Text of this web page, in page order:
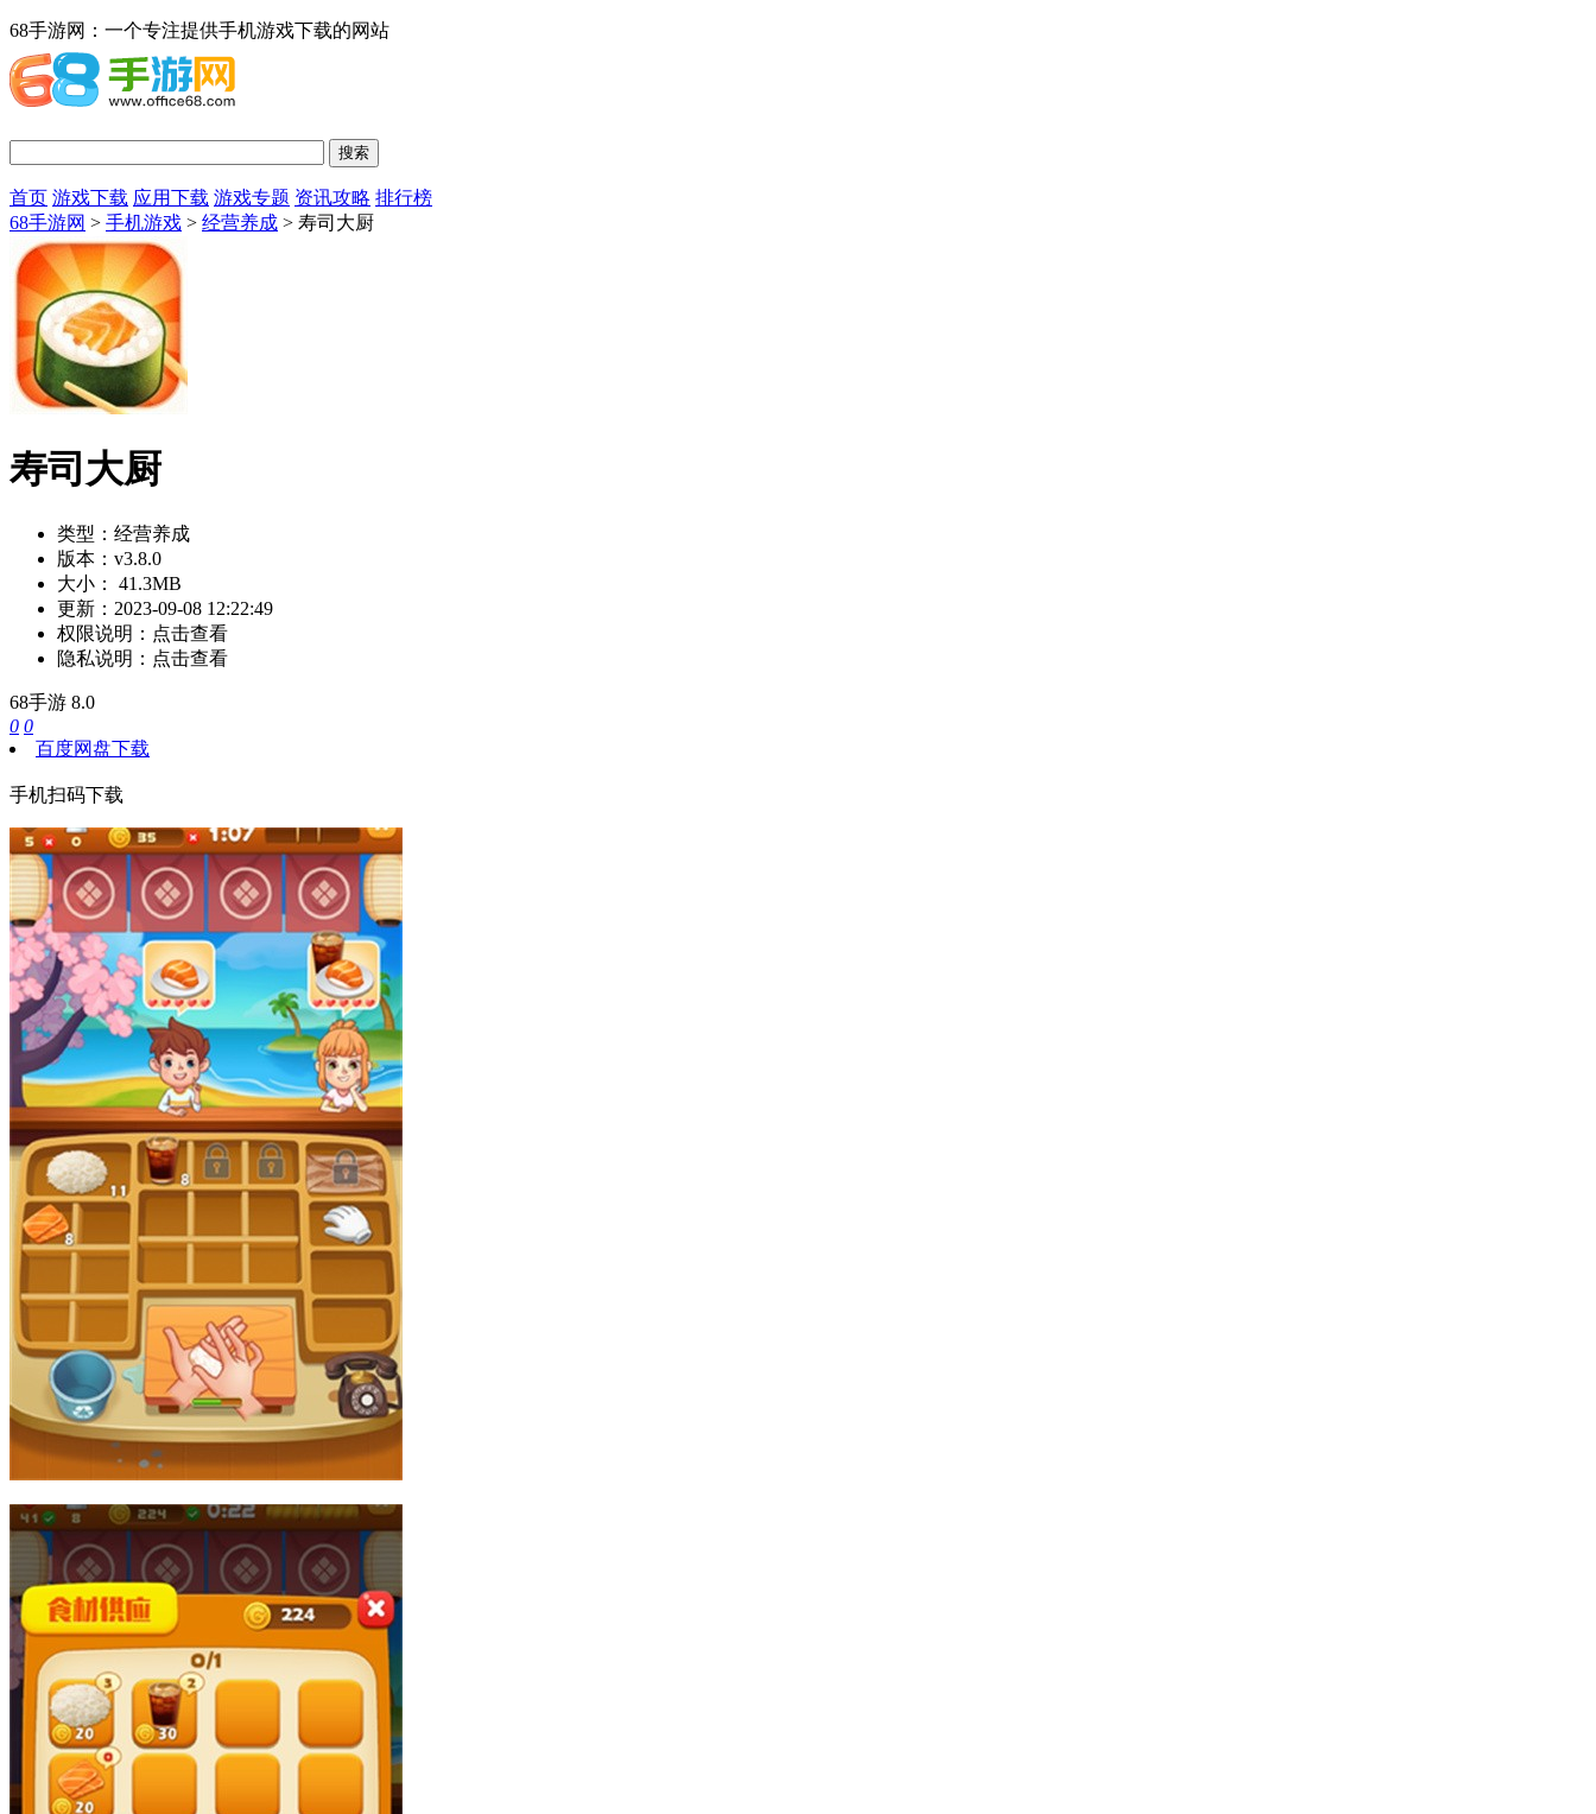
68手游网：一个专注提供手机游戏下载的网站
首页 游戏下载 应用下载 游戏专题 资讯攻略 排行榜
68手游网 > 手机游戏 > 经营养成 > 寿司大厨
寿司大厨
类型： 经营养成
版本： v3.8.0
大小：
41.3MB
更新： 2023-09-08 12:22:49
权限说明： 点击查看
隐私说明： 点击查看
68手游 8.0
0 0
百度网盘下载
手机扫码下载